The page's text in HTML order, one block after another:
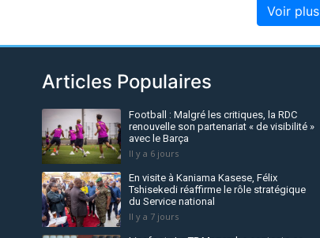
Voir plus
Articles Populaires
Football : Malgré les critiques, la RDC
renouvelle son partenariat « de visibilité »
avec le Barça
Il y a 6 jours
En visite à Kaniama Kasese, Félix
Tshisekedi réaffirme le rôle stratégique
du Service national
Il y a 7 jours